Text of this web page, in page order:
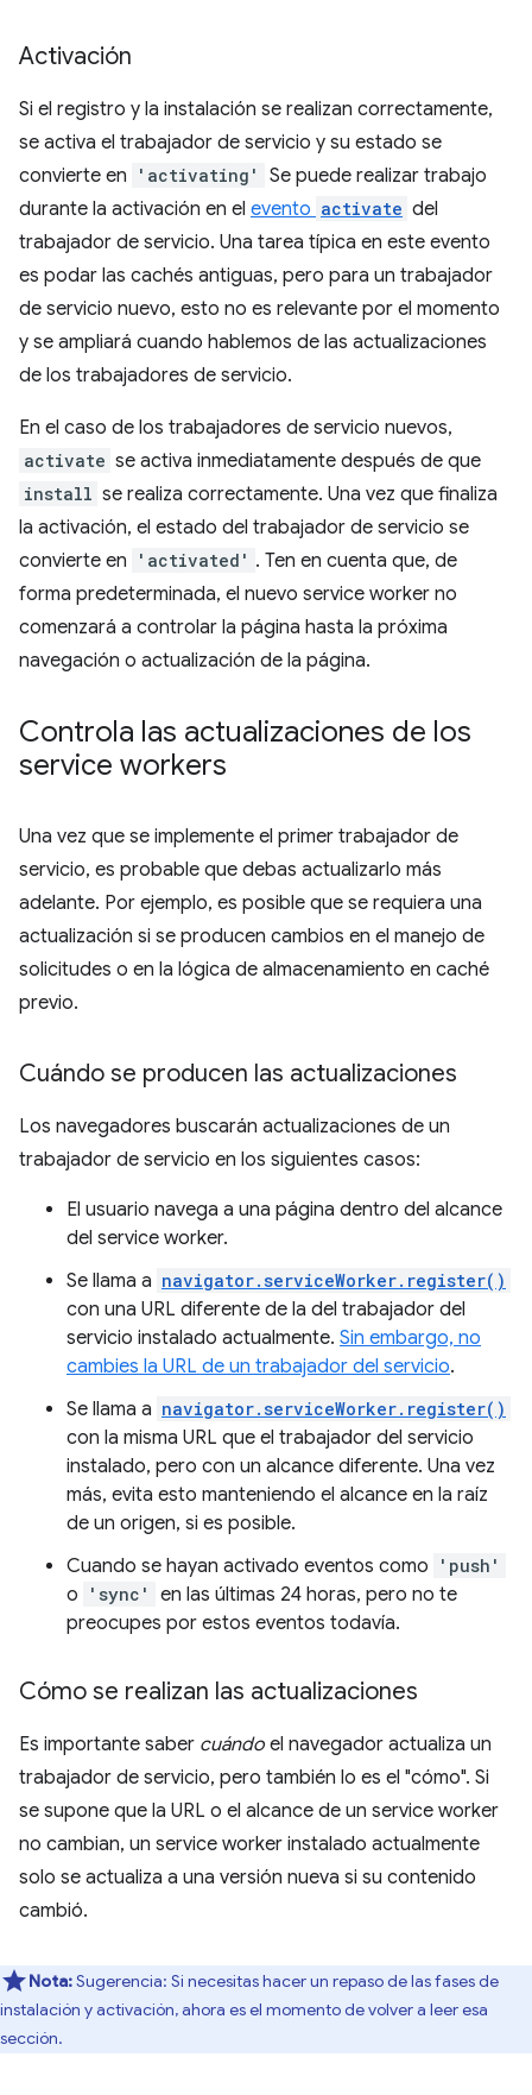
Activación
Si el registro y la instalación se realizan correctamente,
se activa el trabajador de servicio y su estado se
convierte en
'activating'
Se puede realizar trabajo
durante la activación en el evento activate del
trabajador de servicio. Una tarea típica en este evento
es podar las cachés antiguas, pero para un trabajador
de servicio nuevo, esto no es relevante por el momento
y se ampliará cuando hablemos de las actualizaciones
de los trabajadores de servicio.
En el caso de los trabajadores de servicio nuevos,
activate se activa inmediatamente después de que
install se realiza correctamente. Una vez que finaliza
la activación, el estado del trabajador de servicio se
convierte en
'activated' . Ten en cuenta que, de
forma predeterminada, el nuevo service worker no
comenzará a controlar la página hasta la próxima
navegación o actualización de la página.
Controla las actualizaciones de los
service workers
Una vez que se implemente el primer trabajador de
servicio, es probable que debas actualizarlo más
adelante. Por ejemplo, es posible que se requiera una
actualización si se producen cambios en el manejo de
solicitudes o en la lógica de almacenamiento en caché
previo.
Cuándo se producen las actualizaciones
Los navegadores buscarán actualizaciones de un
trabajador de servicio en los siguientes casos:
El usuario navega a una página dentro del alcance
del service worker.
Se llama a navigator.serviceWorker.register()
con una URL diferente de la del trabajador del
servicio instalado actualmente. Sin embargo, no
cambies la URL de un trabajador del servicio.
Se llama a navigator.serviceWorker.register()
con la misma URL que el trabajador del servicio
instalado, pero con un alcance diferente. Una vez
más, evita esto manteniendo el alcance en la raíz
de un origen, si es posible.
Cuando se hayan activado eventos como
'push'
o 'sync'
en las últimas 24 horas, pero no te
preocupes por estos eventos todavía.
Cómo se realizan las actualizaciones
Es importante saber cuándo el navegador actualiza un
trabajador de servicio, pero también lo es el "cómo". Si
se supone que la URL o el alcance de un service worker
no cambian, un service worker instalado actualmente
solo se actualiza a una versión nueva si su contenido
cambió.
Nota:Sugerencia: Si necesitas hacer un repaso de las fases de
instalación y activación, ahora es el momento de volver a leer esa
sección.